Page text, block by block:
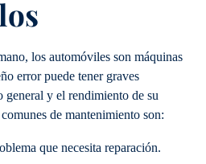
los automóviles son máquinas
error puede tener graves
general y el rendimiento de su
de mantenimiento son:
que necesita reparación.